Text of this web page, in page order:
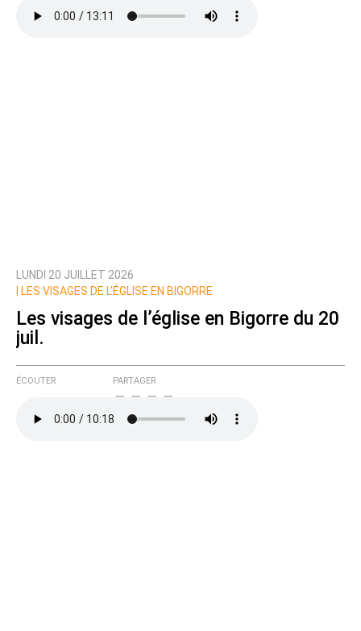
Prévenez-moi de tous les nouveaux commentaires
LUNDI 20 JUILLET 2026
LES VISAGES DE L’ÉGLISE EN BIGORRE
Les visages de l’église en Bigorre du 20
juil.
ÉCOUTER PARTAGER